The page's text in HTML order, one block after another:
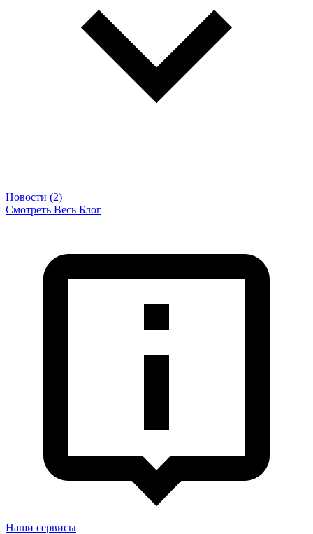
Новости (2)
Смотреть Весь Блог
Наши сервисы